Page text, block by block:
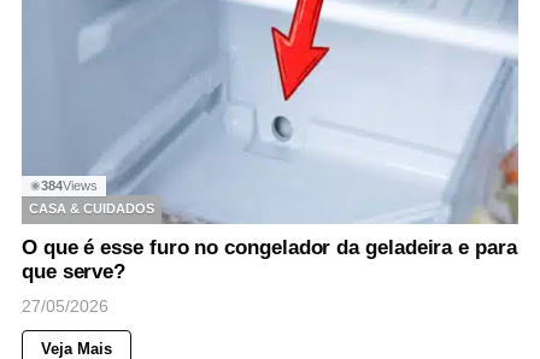
◉384Views
CASA & CUIDADOS
O que é esse furo no congelador da geladeira e para
que serve?
27/05/2026
Veja Mais